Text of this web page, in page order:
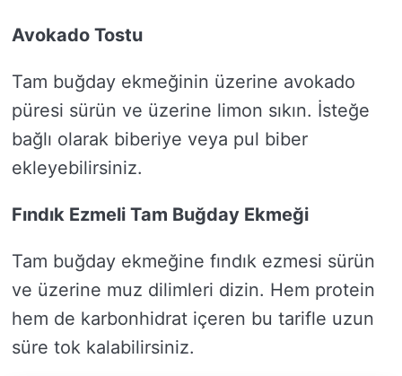
Avokado Tostu
Tam buğday ekmeğinin üzerine avokado
püresi sürün ve üzerine limon sıkın. İsteğe
bağlı olarak biberiye veya pul biber
ekleyebilirsiniz.
Fındık Ezmeli Tam Buğday Ekmeği
Tam buğday ekmeğine fındık ezmesi sürün
ve üzerine muz dilimleri dizin. Hem protein
hem de karbonhidrat içeren bu tarifle uzun
süre tok kalabilirsiniz.